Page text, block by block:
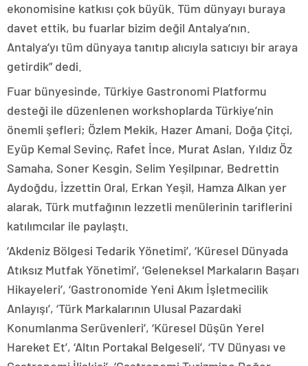
ekonomisine katkısı çok büyük. Tüm dünyayı buraya
davet ettik, bu fuarlar bizim değil Antalya’nın.
Antalya’yı tüm dünyaya tanıtıp alıcıyla satıcıyı bir araya
getirdik” dedi.
Fuar bünyesinde, Türkiye Gastronomi Platformu
desteği ile düzenlenen workshoplarda Türkiye’nin
önemli şefleri; Özlem Mekik, Hazer Amani, Doğa Çitçi,
Eyüp Kemal Sevinç, Rafet İnce, Murat Aslan, Yıldız Öz
Samaha, Soner Kesgin, Selim Yeşilpınar, Bedrettin
Aydoğdu, İzzettin Oral, Erkan Yeşil, Hamza Alkan yer
alarak, Türk mutfağının lezzetli menülerinin tariflerini
katılımcılar ile paylaştı.
‘Akdeniz Bölgesi Tedarik Yönetimi’, ‘Küresel Dünyada
Atıksız Mutfak Yönetimi’, ‘Geleneksel Markaların Başarı
Hikayeleri’, ‘Gastronomide Yeni Akım İşletmecilik
Anlayışı’, ‘Türk Markalarının Ulusal Pazardaki
Konumlanma Serüvenleri’, ‘Küresel Düşün Yerel
Hareket Et’, ‘Altın Portakal Belgeseli’, ‘TV Dünyası ve